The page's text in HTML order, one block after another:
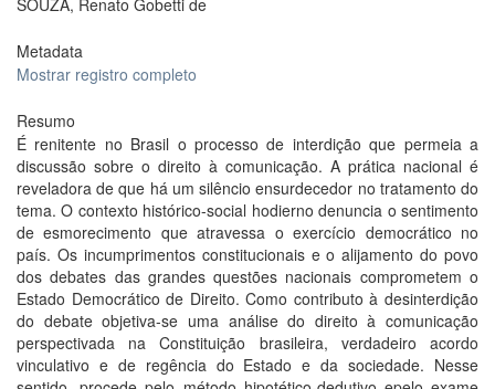
SOUZA, Renato Gobetti de
Metadata
Mostrar registro completo
Resumo
É renitente no Brasil o processo de interdição que permeia a
discussão sobre o direito à comunicação. A prática nacional é
reveladora de que há um silêncio ensurdecedor no tratamento do
tema. O contexto histórico-social hodierno denuncia o sentimento
de esmorecimento que atravessa o exercício democrático no
país. Os incumprimentos constitucionais e o alijamento do povo
dos debates das grandes questões nacionais comprometem o
Estado Democrático de Direito. Como contributo à desinterdição
do debate objetiva-se uma análise do direito à comunicação
perspectivada na Constituição brasileira, verdadeiro acordo
vinculativo e de regência do Estado e da sociedade. Nesse